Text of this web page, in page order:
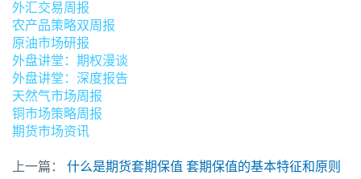
外汇交易周报
农产品策略双周报
原油市场研报
外盘讲堂：期权漫谈
外盘讲堂：深度报告
天然气市场周报
铜市场策略周报
期货市场资讯
上一篇：
什么是期货套期保值 套期保值的基本特征和原则